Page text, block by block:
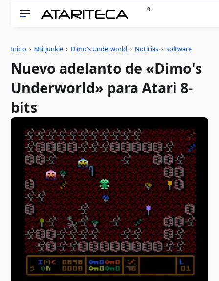
0
Inicio ›8Bitjunkie › Dimo's Underworld › Noticias ›software
Nuevo adelanto de «Dimo's
Underworld» para Atari 8-
bits